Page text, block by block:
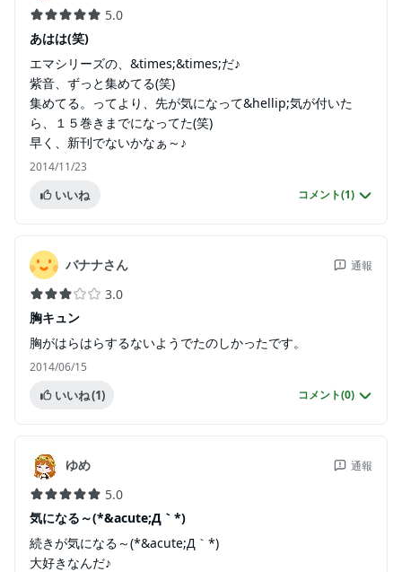
5.0
あはは(笑)
エマシリーズの、&times;&times;だ♪
紫音、ずっと集めてる(笑)
集めてる。ってより、先が気になって&hellip;気が付いた
ら、１５巻きまでになってた(笑)
早く、新刊でないかなぁ～♪
2014/11/23
いいね コメント(1)
バナナさん 通報
3.0
胸キュン
胸がはらはらするないようでたのしかったです。
2014/06/15
いいね(1) コメント(0)
ゆめ 通報
5.0
気になる～(*&acute;Д｀*)
続きが気になる～(*&acute;Д｀*)
大好きなんだ♪